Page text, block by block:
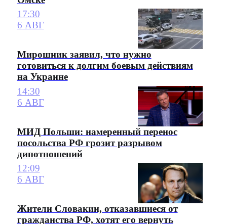
17:30
6 АВГ
Мирошник заявил, что нужно
готовиться к долгим боевым действиям
на Украине
14:30
6 АВГ
МИД Польши: намеренный перенос
посольства РФ грозит разрывом
дипотношений
12:09
6 АВГ
Жители Словакии, отказавшиеся от
гражданства РФ, хотят его вернуть